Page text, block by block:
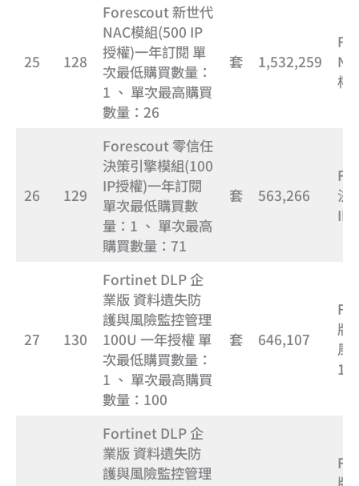
25 128
Forescout 新世代
NAC模組(500 IP
授權)一年訂閱 單
次最低購買數量：
1 、 單次最高購買
數量：26
套 1,532,259
權
26 129
Forescout 零信任
決策引擎模組(100
IP授權)一年訂閱
單次最低購買數
量：1 、 單次最高
購買數量：71
套 563,266
決
IP
27 130
Fortinet DLP 企
業版 資料遺失防
護與風險監控管理
100U 一年授權 單
次最低購買數量：
1 、 單次最高購買
數量：100
套 646,107
版
風
Fortinet DLP 企
業版 資料遺失防
護與風險監控管理